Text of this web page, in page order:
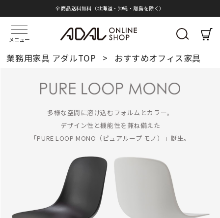
全商品送料無料（北海道・沖縄・離島を除く）
メニュー
業務用家具 アダルTOP > おすすめオフィス家具
多様な空間に溶け込むフォルムとカラー。
デザイン性と機能性を兼ね備えた
「PURE LOOP MONO（ピュアループ モノ）」誕生。